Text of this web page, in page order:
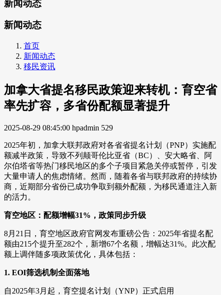
新闻动态
新闻动态
首页
新闻动态
移民资讯
加拿大省提名移民政策迎来转机：育空省
率先扩容，多省份配额显著提升
2025-08-29 08:45:00 hpadmin 529
2025年初，加拿大联邦政府对各省省提名计划（PNP）实施配
额减半政策，导致不列颠哥伦比亚省（BC）、安大略省、阿
尔伯塔省等热门移民地区的多个子项目紧急关停或暂停，引发
大量申请人的焦虑情绪。然而，随着各省与联邦政府的持续协
商，近期部分省份已成功争取到额外配额，为移民通道注入新
的活力。
育空地区：配额增幅31%，政策同步升级
8月21日，育空地区政府官网发布重磅公告：2025年省提名配
额由215个提升至282个，新增67个名额，增幅达31%。此次配
额上调伴随多项政策优化，具体包括：
1. EOI筛选机制全面落地
自2025年3月起，育空提名计划（YNP）正式启用